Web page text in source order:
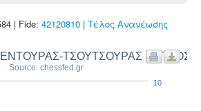
| Fide: 42120810 | Τέλος Ανανέωσης
ΒΕΝΤΟΥΡΑΣ-ΤΣΟΥΤΣΟΥΡΑΣ ΠΕΤΡΟΣ
Source: chessfed.gr
10